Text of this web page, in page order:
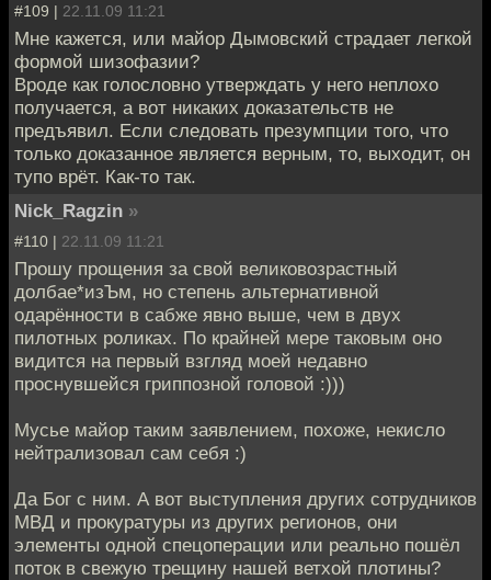
#109 | 22.11.09 11:21
Мне кажется, или майор Дымовский страдает легкой
формой шизофазии?
Вроде как голословно утверждать у него неплохо
получается, а вот никаких доказательств не
предъявил. Если следовать презумпции того, что
только доказанное является верным, то, выходит, он
тупо врёт. Как-то так.
Nick_Ragzin »
#110 | 22.11.09 11:21
Прошу прощения за свой великовозрастный
долбае*изЪм, но степень альтернативной
одарённости в сабже явно выше, чем в двух
пилотных роликах. По крайней мере таковым оно
видится на первый взгляд моей недавно
проснувшейся гриппозной головой :)))
Мусье майор таким заявлением, похоже, некисло
нейтрализовал сам себя :)
Да Бог с ним. А вот выступления других сотрудников
МВД и прокуратуры из других регионов, они
элементы одной спецоперации или реально пошёл
поток в свежую трещину нашей ветхой плотины?